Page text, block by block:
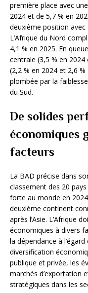
première place avec
2024 et de 5,7 % en
deuxième position avec
L’Afrique du Nord
4,1 % en 2025. En
centrale (3,5 % en 2024
(2,2 % en 2024 et 2,6
plombée par la
du Sud.
De solides
économiques
facteurs
La BAD précise dans
classement des 20
forte au monde en
deuxième continent
après l’Asie. L’Afrique
économiques à divers
la dépendance à
diversification
publique et privée, les
marchés d’exportation
stratégiques dans les